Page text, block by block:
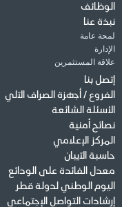
الوظائف
نبذة عنا
لمحة عامة
الإدارة
علاقة المستثمرين
إتصل بنا
الفروع / أجهزة الصراف الآلي
الأسئلة الشائعة
نصائح أمنية
المركز الإعلامي
حاسبة الآيبان
معدل الفائدة على الودائع
اليوم الوطني لدولة قطر
إرشادات التواصل الإجتماعي